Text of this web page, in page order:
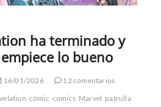
ha terminado y
lo bueno
16/01/2026
12 comentarios
cómic comics Marvel patrulla